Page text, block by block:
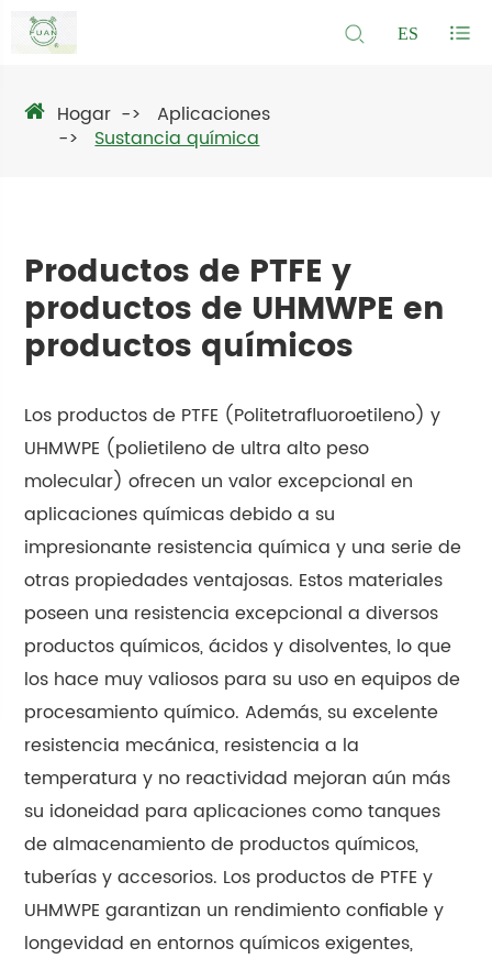
ES
Hogar
Aplicaciones
Sustancia química
Productos de PTFE y
productos de UHMWPE en
productos químicos
Los productos de PTFE (Politetrafluoroetileno) y
UHMWPE (polietileno de ultra alto peso
molecular) ofrecen un valor excepcional en
aplicaciones químicas debido a su
impresionante resistencia química y una serie de
otras propiedades ventajosas. Estos materiales
poseen una resistencia excepcional a diversos
productos químicos, ácidos y disolventes, lo que
los hace muy valiosos para su uso en equipos de
procesamiento químico. Además, su excelente
resistencia mecánica, resistencia a la
temperatura y no reactividad mejoran aún más
su idoneidad para aplicaciones como tanques
de almacenamiento de productos químicos,
tuberías y accesorios. Los productos de PTFE y
UHMWPE garantizan un rendimiento confiable y
longevidad en entornos químicos exigentes,